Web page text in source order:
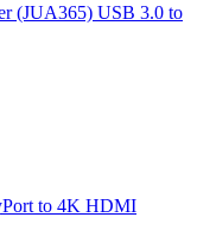
(JUA365) USB 3.0 to
to 4K HDMI